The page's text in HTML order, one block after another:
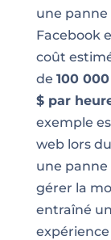
une panne
Facebook
coût
de 100
$ par
exemple
web lors
une panne
gérer la
entraîné